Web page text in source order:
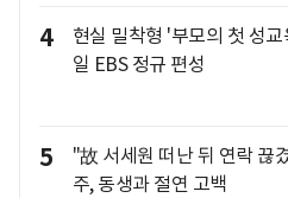
4
현실 밀착형 '부모의 첫 성
일 EBS 정규 편성
5
"故 서세원 떠난 뒤 연락 끊
주, 동생과 절연 고백